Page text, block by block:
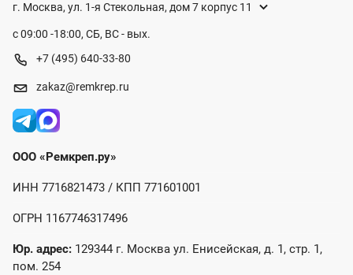
г. Москва, ул. 1-я Стекольная, дом 7 корпус 11
с 09:00 -18:00, СБ, ВС - вых.
+7 (495) 640-33-80
zakaz@remkrep.ru
ООО «Ремкреп.ру»
ИНН 7716821473 / КПП 771601001
ОГРН 1167746317496
Юр. адрес: 129344 г. Москва ул. Енисейская, д. 1, стр. 1,
пом. 254